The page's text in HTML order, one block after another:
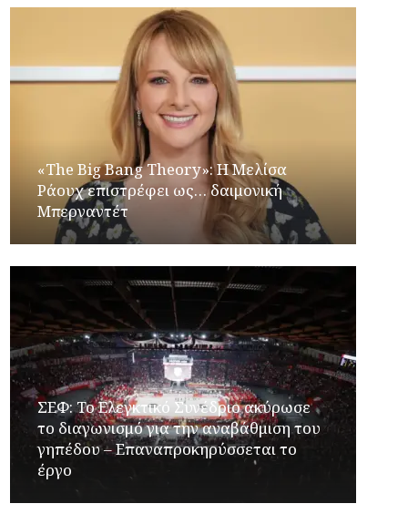
«The Big Bang Theory»: Η Μελίσα
Ράουχ επιστρέφει ως… δαιμονική
Μπερναντέτ
ΣΕΦ: Το Ελεγκτικό Συνέδριο ακύρωσε
το διαγωνισμό για την αναβάθμιση του
γηπέδου – Επαναπροκηρύσσεται το
έργο